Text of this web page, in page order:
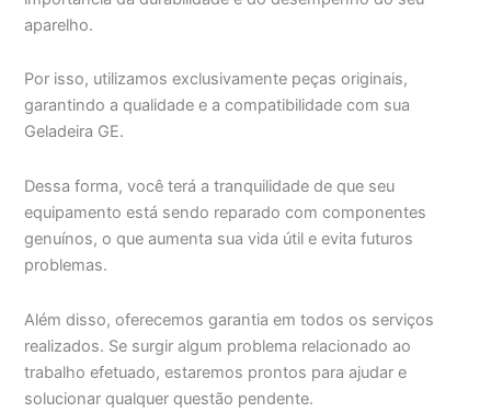
aparelho.
Por isso, utilizamos exclusivamente peças originais,
garantindo a qualidade e a compatibilidade com sua
Geladeira GE.
Dessa forma, você terá a tranquilidade de que seu
equipamento está sendo reparado com componentes
genuínos, o que aumenta sua vida útil e evita futuros
problemas.
Além disso, oferecemos garantia em todos os serviços
realizados. Se surgir algum problema relacionado ao
trabalho efetuado, estaremos prontos para ajudar e
solucionar qualquer questão pendente.